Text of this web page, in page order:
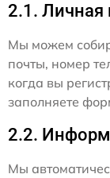
2.1.
Мы можем
почты, номер
когда вы
заполняете
2.2.
Мы